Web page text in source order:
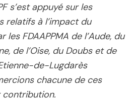
s’est appuyé sur les
relatifs à l’impact du
FDAAPPMA de l’Aude, du
de l’Oise, du Doubs et de
de-Lugdarès
chacune de ces